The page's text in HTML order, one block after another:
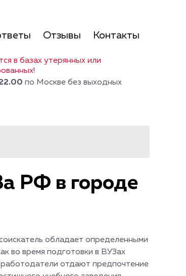
Отзывы Контакты
в базах утерянных или
по Москве без выходных
РФ в городе
обладает определенными
во время подготовки в ВУЗах
работодатели отдают предпочтение